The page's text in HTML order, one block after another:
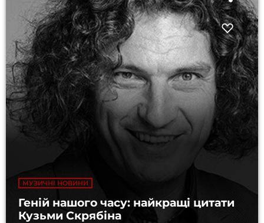
МУЗИЧНІ НОВИНИ
Геній нашого часу: найкращі цитати
Кузьми Скрябіна